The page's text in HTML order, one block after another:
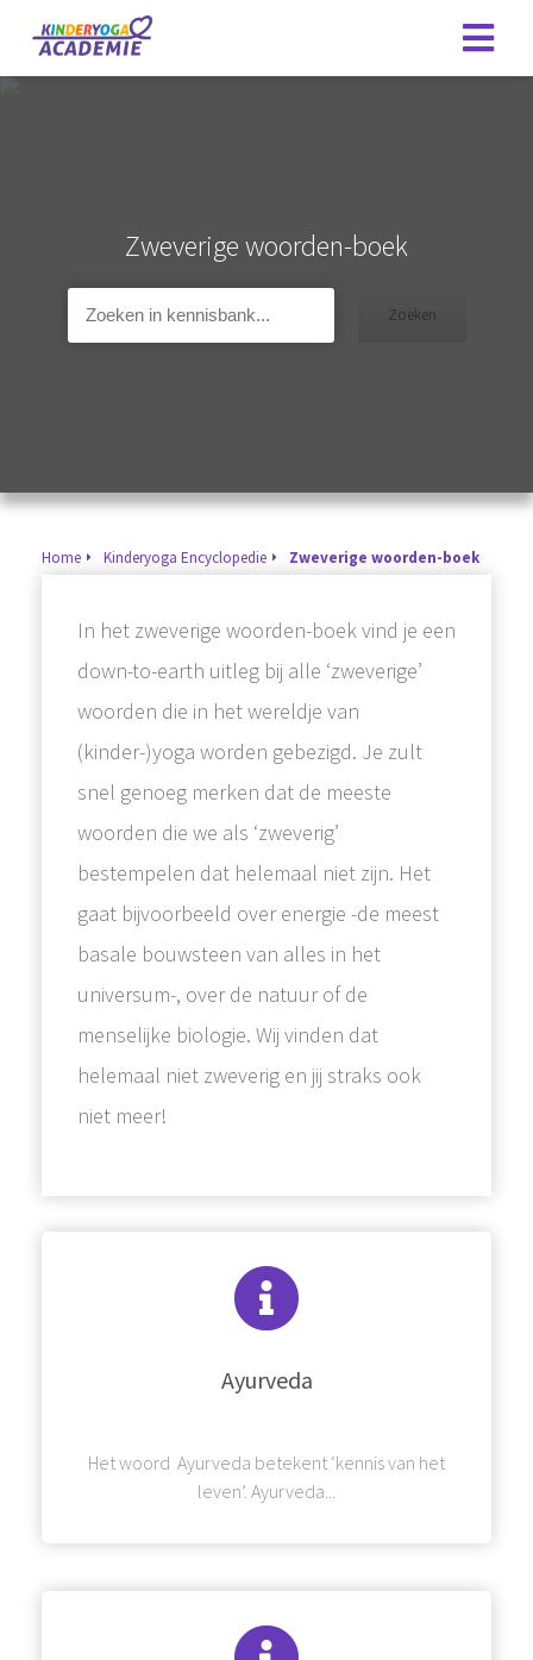
Zweverige woorden-boek
Zoeken
Home Kinderyoga Encyclopedie Zweverige woorden-boek
In het zweverige woorden-boek vind je een
down-to-earth uitleg bij alle ‘zweverige’
woorden die in het wereldje van
(kinder-)yoga worden gebezigd. Je zult
snel genoeg merken dat de meeste
woorden die we als ‘zweverig’
bestempelen dat helemaal niet zijn. Het
gaat bijvoorbeeld over energie -de meest
basale bouwsteen van alles in het
universum-, over de natuur of de
menselijke biologie. Wij vinden dat
helemaal niet zweverig en jij straks ook
niet meer!
Ayurveda
Het woord Ayurveda betekent ‘kennis van het
leven’. Ayurveda...